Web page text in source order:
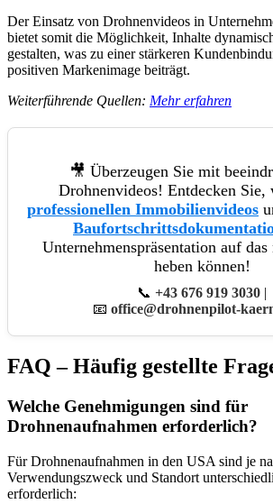
Der Einsatz von Drohnenvideos in
bietet somit die Möglichkeit, Inhalte
gestalten, was zu einer stärkeren
positiven Markenimage beiträgt.
Weiterführende Quellen: Mehr erfahren
🎥 Überzeugen Sie mit
Drohnenvideos! Entdecken
professionellen Immobilienvideos
Unternehmenspräsentation auf
heben können!
📞 +43 676 919 3030 |
📧 office@drohnenpilot-
FAQ – Häufig gestellte
Welche Genehmigungen sind für
Drohnenaufnahmen erforderlich?
Für Drohnenaufnahmen in den USA sind je
Verwendungszweck und Standort
erforderlich: